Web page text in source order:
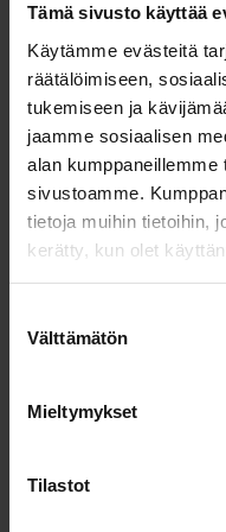
Tämä sivusto käyttää
Käytämme evästeitä
räätälöimiseen,
tukemiseen ja
jaamme sosiaalisen
alan
sivustoamme.
tietoja muihin tietoihin,
kerätty, kun olet
Välttämätön
Mieltymykset
Tilastot
dl
avokado
2tippaa tabascoa
2rkl limetin mehua
tuoretta korianteria
Poista
jäähtyneistä
Sulata margariini
pippuri ja jauhettu
kasvisliemi pinaatin
Anna keiton kiehua